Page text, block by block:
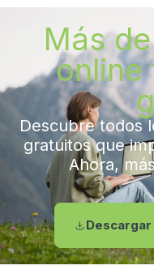
Más
online
Descubre todos
gratuitos que
Ahora,